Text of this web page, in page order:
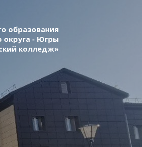
образования
округа - Югры
колледж»